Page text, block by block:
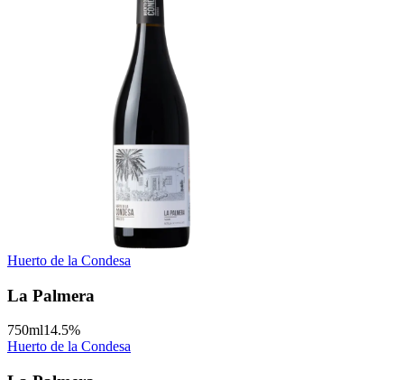
Huerto de la Condesa
La Palmera
750ml14.5%
Huerto de la Condesa